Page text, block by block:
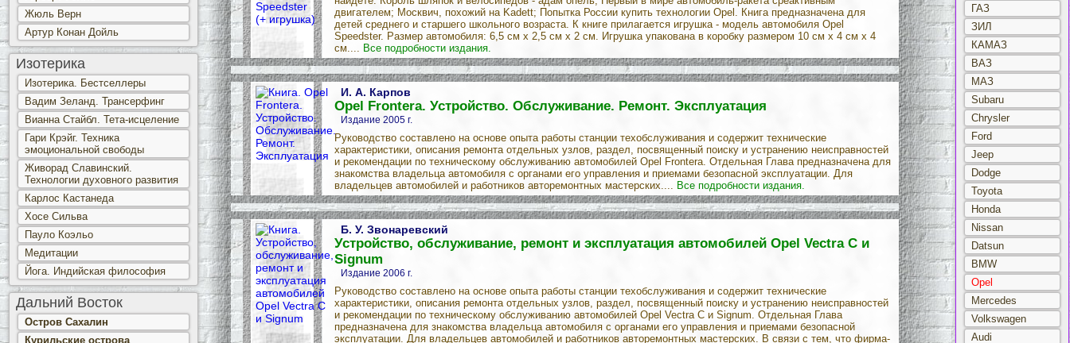
Жюль Верн
Артур Конан Дойль
Изотерика
Изотерика. Бестселлеры
Вадим Зеланд. Трансерфинг
Вианна Стайбл. Тета-исцеление
Гари Крэйг. Техника
эмоциональной свободы
Живорад Славинский.
Технологии духовного развития
Карлос Кастанеда
Хосе Сильва
Пауло Коэльо
Медитации
Йога. Индийская философия
Дальний Восток
Остров Сахалин
Курильские острова
ГАЗ
ЗИЛ
КАМАЗ
ВАЗ
МАЗ
Subaru
Chrysler
Ford
Jeep
Dodge
Toyota
Honda
Nissan
Datsun
BMW
Opel
Mercedes
Volkswagen
Audi
двигателем; Москвич, похожий на Kadett; Попытка России купить технологии Opel. Книга предназначена для
детей среднего и старшего школьного возраста. К книге прилагается игрушка - модель автомобиля Opel
Speedster. Размер автомобиля: 6,5 см х 2,5 см х 2 см. Игрушка упакована в коробку размером 10 см х 4 см х 4
см.... Все подробности издания.
И. А. Карпов
Opel Frontera. Устройство. Обслуживание. Ремонт. Эксплуатация
Издание 2005 г.
Руководство составлено на основе опыта работы станции техобслуживания и содержит технические
характеристики, описания ремонта отдельных узлов, раздел, посвященный поиску и устранению неисправностей
и рекомендации по техническому обслуживанию автомобилей Opel Frontera. Отдельная Глава предназначена для
знакомства владельца автомобиля с органами его управления и приемами безопасной эксплуатации. Для
владельцев автомобилей и работников авторемонтных мастерских.... Все подробности издания.
Б. У. Звонаревский
Устройство, обслуживание, ремонт и эксплуатация автомобилей Opel Vectra С и
Signum
Издание 2006 г.
Руководство составлено на основе опыта работы станции техобслуживания и содержит технические
характеристики, описания ремонта отдельных узлов, раздел, посвященный поиску и устранению неисправностей
и рекомендации по техническому обслуживанию автомобилей Opel Vectra С и Signum. Отдельная Глава
предназначена для знакомства владельца автомобиля с органами его управления и приемами безопасной
эксплуатации. Для владельцев автомобилей и работников авторемонтных мастерских. В связи с тем, что фирма-